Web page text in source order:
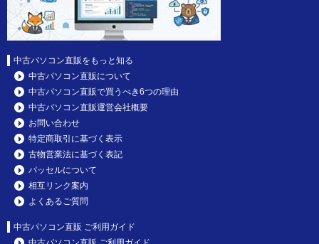
中古パソコン直販をもっと知る
中古パソコン直販について
中古パソコン直販で買うべき6つの理由
中古パソコン直販運営会社概要
お問い合わせ
特定商取引に基づく表示
古物営業法に基づく表記
パッセルについて
相互リンク案内
よくあるご質問
中古パソコン直販 ご利用ガイド